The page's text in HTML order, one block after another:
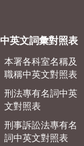
中英文詞彙對照表
本署各科室名稱及
職稱中英文對照表
刑法專有名詞中英
文對照表
刑事訴訟法專有名
詞中英文對照表